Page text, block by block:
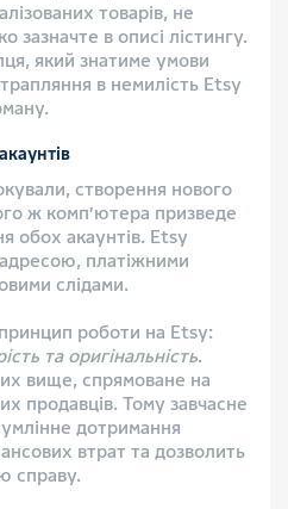
товарів, не
зазначте в описі лістингу.
який знатиме умови
в немилість Etsy
створення нового
ж комп’ютера призведе
обох акаунтів. Etsy
адресою, платіжними
слідами.
роботи на Etsy:
та оригінальність.
вище, спрямоване на
продавців. Тому завчасне
дотримання
втрат та дозволить
справу.